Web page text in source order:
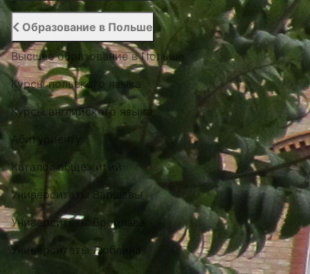
Образование в Польше
Высшее образование в Польше
Курсы польского языка
Курсы английского языка
Абитуриенту
Каталог общежитий
Университеты Варшавы
Университеты Вроцлава
Университеты Люблина